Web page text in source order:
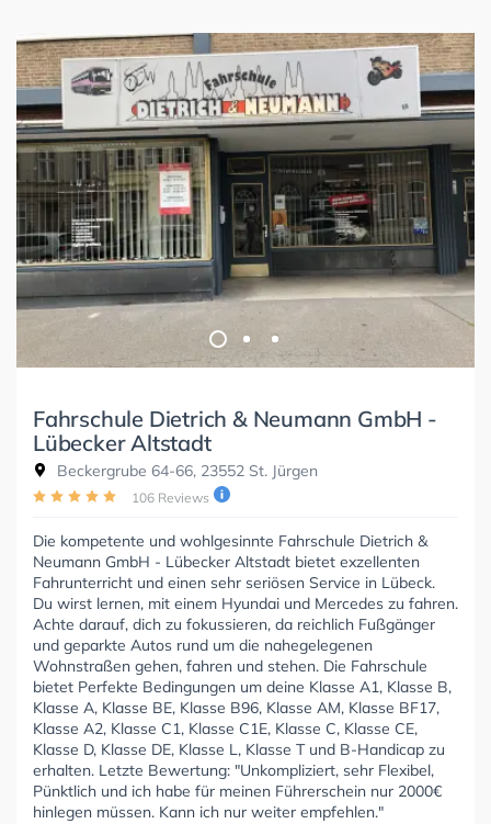
Fahrschule Dietrich & Neumann GmbH -
Lübecker Altstadt
Beckergrube 64-66, 23552 St. Jürgen
106 Reviews
Die kompetente und wohlgesinnte Fahrschule Dietrich &
Neumann GmbH - Lübecker Altstadt bietet exzellenten
Fahrunterricht und einen sehr seriösen Service in Lübeck.
Du wirst lernen, mit einem Hyundai und Mercedes zu fahren.
Achte darauf, dich zu fokussieren, da reichlich Fußgänger
und geparkte Autos rund um die nahegelegenen
Wohnstraßen gehen, fahren und stehen. Die Fahrschule
bietet Perfekte Bedingungen um deine Klasse A1, Klasse B,
Klasse A, Klasse BE, Klasse B96, Klasse AM, Klasse BF17,
Klasse A2, Klasse C1, Klasse C1E, Klasse C, Klasse CE,
Klasse D, Klasse DE, Klasse L, Klasse T und B-Handicap zu
erhalten. Letzte Bewertung: "Unkompliziert, sehr Flexibel,
Pünktlich und ich habe für meinen Führerschein nur 2000€
hinlegen müssen. Kann ich nur weiter empfehlen."